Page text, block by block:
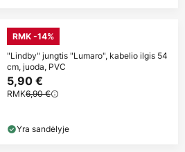
RMK -14%
"Lindby" jungtis "Lumaro", kabelio ilgis 54
cm, juoda, PVC
5,90 €
RMK6,90 €
Yra sandėlyje